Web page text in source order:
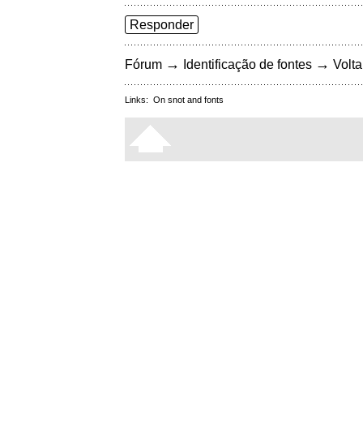
Responder
Fórum → Identificação de fontes →
Links: On snot and fonts